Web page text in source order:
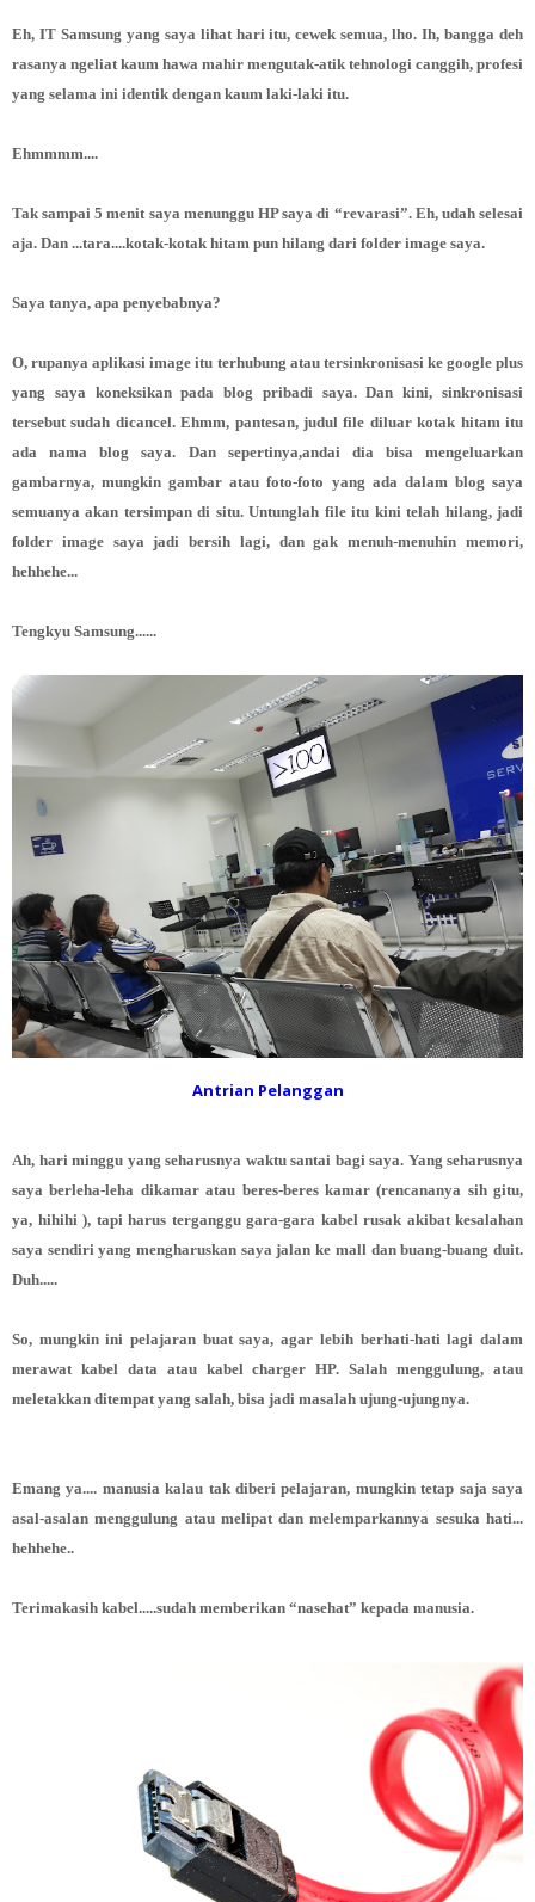
Eh, IT Samsung yang saya lihat hari itu, cewek semua, lho. Ih, bangga deh
rasanya ngeliat kaum hawa mahir mengutak-atik tehnologi canggih, profesi
yang selama ini identik dengan kaum laki-laki itu.
Ehmmmm....
Tak sampai 5 menit saya menunggu HP saya di “revarasi”. Eh, udah selesai
aja. Dan ...tara....kotak-kotak hitam pun hilang dari folder image saya.
Saya tanya, apa penyebabnya?
O, rupanya aplikasi image itu terhubung atau tersinkronisasi ke google plus
yang saya koneksikan pada blog pribadi saya. Dan kini, sinkronisasi
tersebut sudah dicancel. Ehmm, pantesan, judul file diluar kotak hitam itu
ada nama blog saya. Dan sepertinya,andai dia bisa mengeluarkan
gambarnya, mungkin gambar atau foto-foto yang ada dalam blog saya
semuanya akan tersimpan di situ. Untunglah file itu kini telah hilang, jadi
folder image saya jadi bersih lagi, dan gak menuh-menuhin memori,
hehhehe...
Tengkyu Samsung......
Antrian Pelanggan
Ah, hari minggu yang seharusnya waktu santai bagi saya. Yang seharusnya
saya berleha-leha dikamar atau beres-beres kamar (rencananya sih gitu,
ya, hihihi ), tapi harus terganggu gara-gara kabel rusak akibat kesalahan
saya sendiri yang mengharuskan saya jalan ke mall dan buang-buang duit.
Duh.....
So, mungkin ini pelajaran buat saya, agar lebih berhati-hati lagi dalam
merawat kabel data atau kabel charger HP. Salah menggulung, atau
meletakkan ditempat yang salah, bisa jadi masalah ujung-ujungnya.
Emang ya.... manusia kalau tak diberi pelajaran, mungkin tetap saja saya
asal-asalan menggulung atau melipat dan melemparkannya sesuka hati...
hehhehe..
Terimakasih kabel.....sudah memberikan “nasehat” kepada manusia.